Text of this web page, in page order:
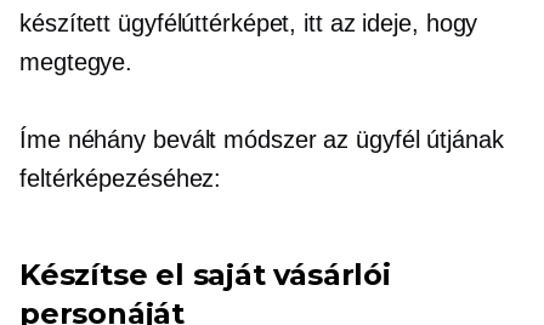
készített ügyfélúttérképet, itt az ideje, hogy
megtegye.
Íme néhány bevált módszer az ügyfél útjának
feltérképezéséhez:
Készítse el saját vásárlói
personáját